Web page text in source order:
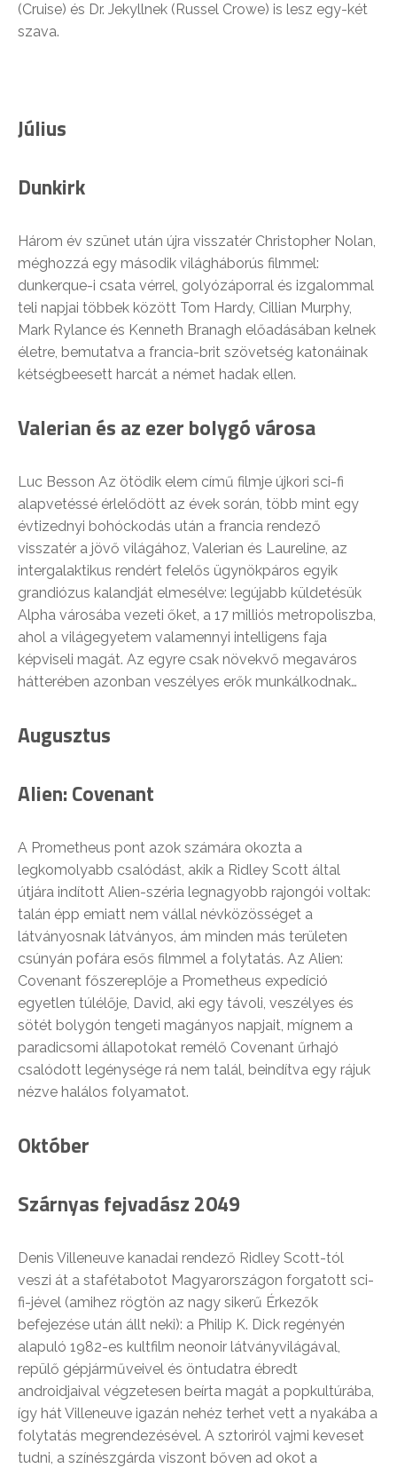
(Cruise) és Dr. Jekyllnek (Russel Crowe) is lesz egy-két
szava.
Július
Dunkirk
Három év szünet után újra visszatér Christopher Nolan,
méghozzá egy második világháborús filmmel:
dunkerque-i csata vérrel, golyózáporral és izgalommal
teli napjai többek között Tom Hardy, Cillian Murphy,
Mark Rylance és Kenneth Branagh előadásában kelnek
életre, bemutatva a francia-brit szövetség katonáinak
kétségbeesett harcát a német hadak ellen.
Valerian és az ezer bolygó városa
Luc Besson Az ötödik elem című filmje újkori sci-fi
alapvetéssé érlelődött az évek során, több mint egy
évtizednyi bohóckodás után a francia rendező
visszatér a jövő világához, Valerian és Laureline, az
intergalaktikus rendért felelős ügynökpáros egyik
grandiózus kalandját elmesélve: legújabb küldetésük
Alpha városába vezeti őket, a 17 milliós metropoliszba,
ahol a világegyetem valamennyi intelligens faja
képviseli magát. Az egyre csak növekvő megaváros
hátterében azonban veszélyes erők munkálkodnak…
Augusztus
Alien: Covenant
A Prometheus pont azok számára okozta a
legkomolyabb csalódást, akik a Ridley Scott által
útjára indított Alien-széria legnagyobb rajongói voltak:
talán épp emiatt nem vállal névközösséget a
látványosnak látványos, ám minden más területen
csúnyán pofára esős filmmel a folytatás. Az Alien:
Covenant főszereplője a Prometheus expedíció
egyetlen túlélője, David, aki egy távoli, veszélyes és
sötét bolygón tengeti magányos napjait, mígnem a
paradicsomi állapotokat remélő Covenant űrhajó
csalódott legénysége rá nem talál, beindítva egy rájuk
nézve halálos folyamatot.
Október
Szárnyas fejvadász 2049
Denis Villeneuve kanadai rendező Ridley Scott-tól
veszi át a stafétabotot Magyarországon forgatott sci-
fi-jével (amihez rögtön az nagy sikerű Érkezők
befejezése után állt neki): a Philip K. Dick regényén
alapuló 1982-es kultfilm neonoir látványvilágával,
repülő gépjárműveivel és öntudatra ébredt
androidjaival végzetesen beírta magát a popkultúrába,
így hát Villeneuve igazán nehéz terhet vett a nyakába a
folytatás megrendezésével. A sztoriról vajmi keveset
tudni, a színészgárda viszont bőven ad okot a